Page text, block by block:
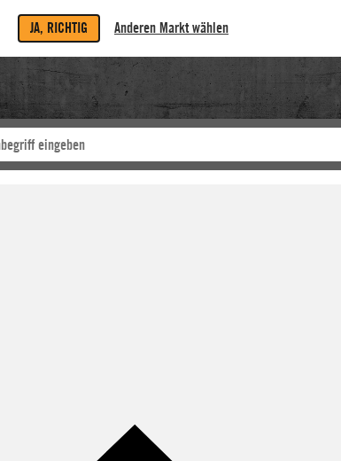
JA, RICHTIG Anderen Markt wählen